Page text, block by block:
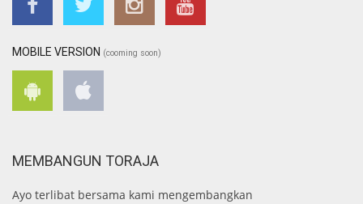
MOBILE VERSION (cooming soon)
MEMBANGUN TORAJA
Ayo terlibat bersama kami mengembangkan